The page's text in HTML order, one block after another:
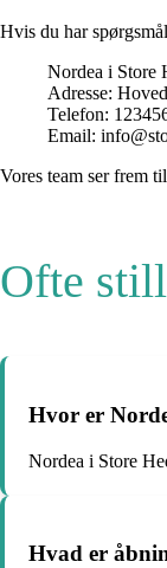
Hvis du har
Nordea i Store
Adresse:
Telefon:
Email:
Vores team ser frem
Ofte
Hvor er
Nordea i Store
Hvad er